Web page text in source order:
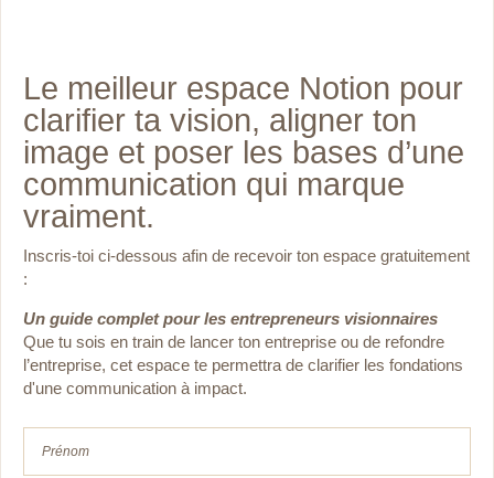
Le meilleur espace Notion pour
clarifier ta vision, aligner ton
image et poser les bases d’une
communication qui marque
vraiment.
Inscris-toi ci-dessous afin de recevoir ton espace gratuitement
:
Un guide complet pour les entrepreneurs visionnaires
Que tu sois en train de lancer ton entreprise ou de refondre
l’entreprise, cet espace te permettra de clarifier les fondations
d'une communication à impact.